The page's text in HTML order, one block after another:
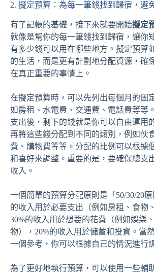
2. 擬定預算：為每一筆錢找到歸宿，避
有了記帳的基礎，接下來就要開始擬定
就像是幫你的每一筆錢找到歸宿，讓你
有多少錢可以用在哪些地方。擬定預算
的生活，而是更有計劃地分配資源，確
在真正重要的事情上。
在擬定預算時，可以先列出每個月的固
如房租、水電費、交通費、電話費等等
支出後，剩下的錢就是你可以自由運用
再將這些錢分配到不同的類別，例如伙
費、購物費等等。分配的比例可以根據
和喜好來調整。重要的是，要確保總支
收入。
一個簡單的預算分配原則是「50/30/20
的收入用於必要支出（例如房租、食物
30%的收入用於想要的花費（例如娛樂
物），20%的收入用於儲蓄和投資。當
一個參考，你可以根據自己的情況進行
為了更好地執行預算，可以使用一些輔